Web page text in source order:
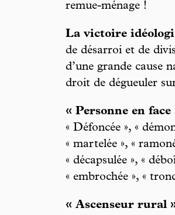
remue-ménage !
La victoire
de désarroi et de
d’une grande cause
droit de dégueuler
« Personne en face
« Défoncée », «
« martelée », «
« décapsulée », «
« embrochée », «
« Ascenseur rural